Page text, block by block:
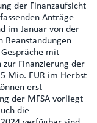
der Finanzaufsicht
Anträge
im Januar von der
Beanstandungen
mit
zur Finanzierung der
Mio. EUR im Herbst
erst
der MFSA vorliegt
die